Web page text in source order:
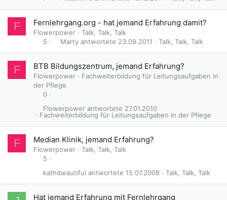
F Fernlehrgang.org - hat jemand Erfahrung damit?
Flowerpower
Talk, Talk, Talk
5
Talk, Talk, Talk
23.09.2011
Marty
F BTB Bildungszentrum, jemand Erfahrung?
Flowerpower
Fachweiterbildung für Leitungsaufgaben in
der Pflege
0
Fachweiterbildung für Leitungsaufgaben in der Pflege
27.01.2010
Flowerpower
F Median Klinik, jemand Erfahrung?
Flowerpower
Talk, Talk, Talk
5
Talk, Talk, Talk
15.07.2008
kathibeautiful
Hat jemand Erfahrung mit Fernlehrgang